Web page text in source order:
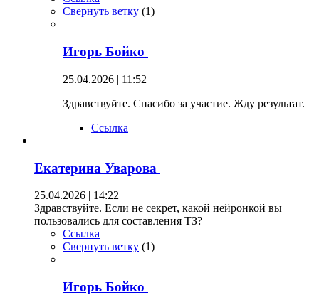
Свернуть ветку (1)
Игорь Бойко
25.04.2026 | 11:52
Здравствуйте. Спасибо за участие. Жду результат.
Ссылка
Екатерина Уварова
25.04.2026 | 14:22
Здравствуйте. Если не секрет, какой нейронкой вы
пользовались для составления ТЗ?
Ссылка
Свернуть ветку (1)
Игорь Бойко